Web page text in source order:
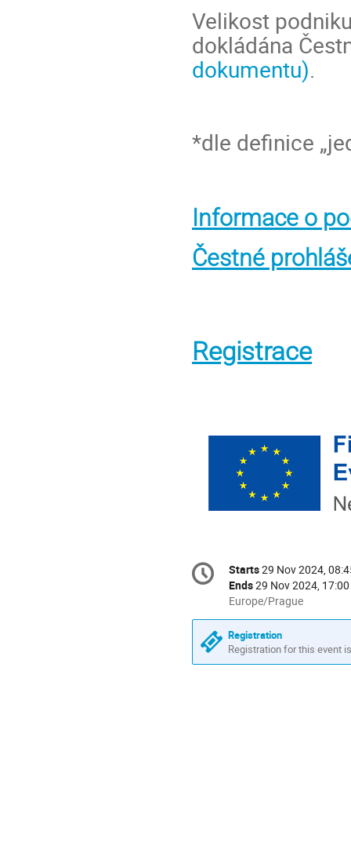
Velikost
dokládána
dokumentu).
*dle definice
Informace o
Čestné
Registrace
Conference
information
Date/Time
Starts29 Nov 2024,
Ends29 Nov 2024, 17:00
All
times
are
in
Europe/Prague
Europe/Prague
Registration
Registration for this event